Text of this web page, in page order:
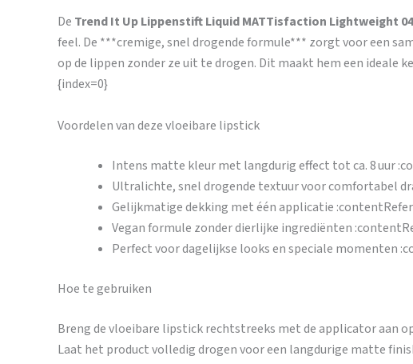
De Trend It Up Lippenstift Liquid MATTisfaction Lightweight
feel. De ***cremige, snel drogende formule*** zorgt voor een
op de lippen zonder ze uit te drogen. Dit maakt hem een ideale
{index=0}
Voordelen van deze vloeibare lipstick
Intens matte kleur met langdurig effect tot ca. 8 uur
Ultralichte, snel drogende textuur voor comfortabel
Gelijkmatige dekking met één applicatie
Vegan formule zonder dierlijke ingrediënten
Perfect voor dagelijkse looks en speciale momenten
Hoe te gebruiken
Breng de vloeibare lipstick rechtstreeks met de applicator aan
Laat het product volledig drogen voor een langdurige matte